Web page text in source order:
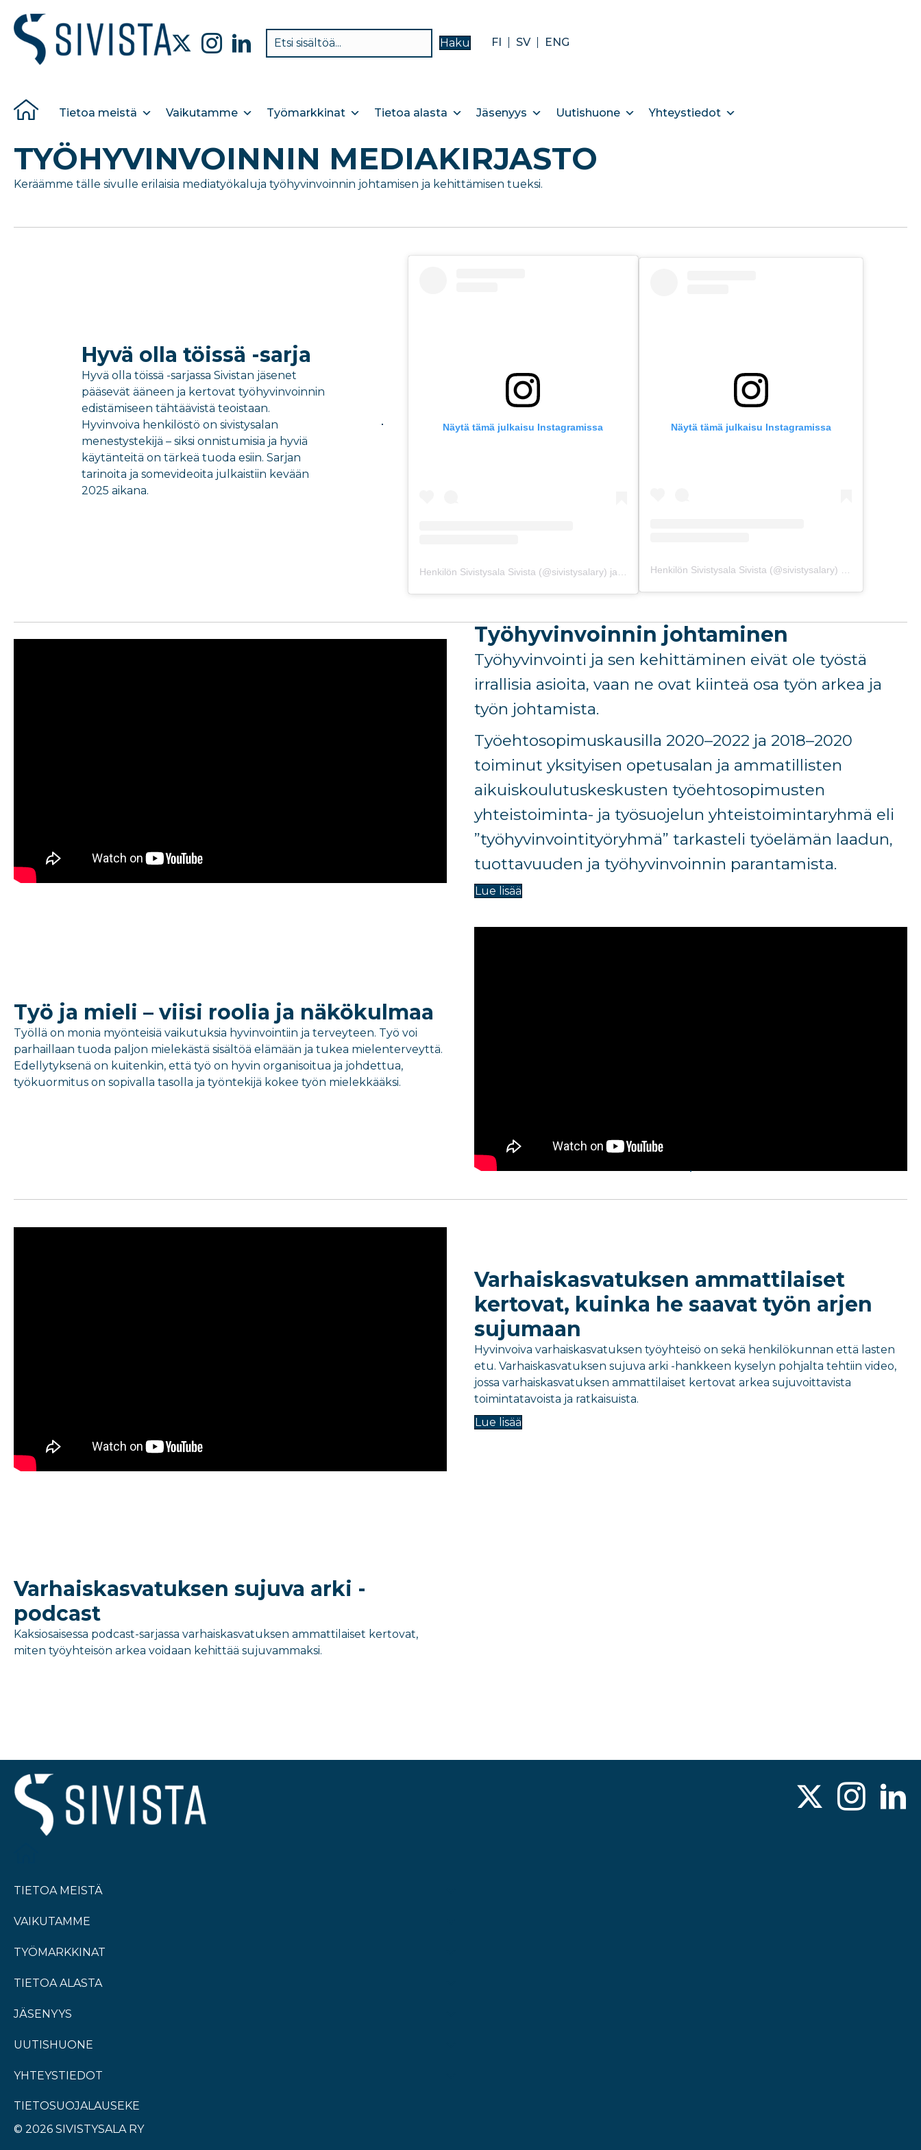
Haku FI SV ENG
Tietoa meistä Vaikutamme Työmarkkinat Tietoa alasta Jäsenyys Uutishuone Yhteystiedot
TYÖHYVINVOINNIN MEDIAKIRJASTO
Keräämme tälle sivulle erilaisia mediatyökaluja työhyvinvoinnin johtamisen ja kehittämisen tueksi.
Hyvä olla töissä -sarja
Hyvä olla töissä -sarjassa Sivistan jäsenet
pääsevät ääneen ja kertovat työhyvinvoinnin
edistämiseen tähtäävistä teoistaan.
Hyvinvoiva henkilöstö on sivistysalan
menestystekijä – siksi onnistumisia ja hyviä
käytänteitä on tärkeä tuoda esiin. Sarjan
tarinoita ja somevideoita julkaistiin kevään
2025 aikana.
Näytä tämä julkaisu Instagramissa Näytä tämä julkaisu Instagramissa
Työhyvinvoinnin johtaminen
Työhyvinvointi ja sen kehittäminen eivät ole työstä
irrallisia asioita, vaan ne ovat kiinteä osa työn arkea ja
työn johtamista.
Työehtosopimuskausilla 2020–2022 ja 2018–2020
toiminut yksityisen opetusalan ja ammatillisten
aikuiskoulutuskeskusten työehtosopimusten
yhteistoiminta- ja työsuojelun yhteistoimintaryhmä eli
”työhyvinvointityöryhmä” tarkasteli työelämän laadun,
tuottavuuden ja työhyvinvoinnin parantamista.
Lue lisää
Työ ja mieli – viisi roolia ja näkökulmaa
Työllä on monia myönteisiä vaikutuksia hyvinvointiin ja terveyteen. Työ voi
parhaillaan tuoda paljon mielekästä sisältöä elämään ja tukea mielenterveyttä.
Edellytyksenä on kuitenkin, että työ on hyvin organisoitua ja johdettua,
työkuormitus on sopivalla tasolla ja työntekijä kokee työn mielekkääksi.
Varhaiskasvatuksen ammattilaiset
kertovat, kuinka he saavat työn arjen
sujumaan
Hyvinvoiva varhaiskasvatuksen työyhteisö on sekä henkilökunnan että lasten
etu. Varhaiskasvatuksen sujuva arki -hankkeen kyselyn pohjalta tehtiin video,
jossa varhaiskasvatuksen ammattilaiset kertovat arkea sujuvoittavista
toimintatavoista ja ratkaisuista.
Lue lisää
Varhaiskasvatuksen sujuva arki -
podcast
Kaksiosaisessa podcast-sarjassa varhaiskasvatuksen ammattilaiset kertovat,
miten työyhteisön arkea voidaan kehittää sujuvammaksi.
TIETOA MEISTÄ
VAIKUTAMME
TYÖMARKKINAT
TIETOA ALASTA
JÄSENYYS
UUTISHUONE
YHTEYSTIEDOT
TIETOSUOJALAUSEKE
© 2026 SIVISTYSALA RY